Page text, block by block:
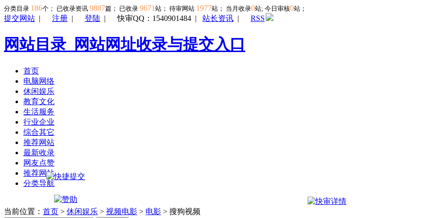
分类目录 186个； 已收录资讯 9887篇； 已收录 9671 站； 待审网站 1977站； 当月收录0站; 今日审核0站；
提交网站 | 注册 | 登陆 |快审QQ：1540901484 | 站长资讯 | RSS
网站目录_网站网址收录与提交入口
首页
电脑网络
休闲娱乐
教育文化
生活服务
行业企业
综合其它
推荐网站
最新收录
网友点赞
推荐网站
分类导航
当前位置： 首页 > 休闲娱乐 > 视频电影 > 电影 > 搜狗视频